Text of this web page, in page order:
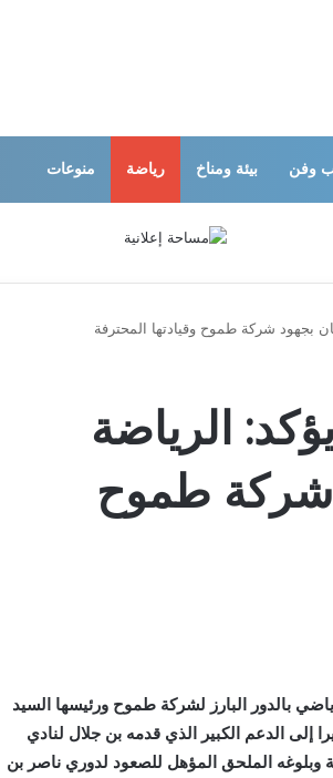
وفن بيئة ومناخ رياضة منوعات
بجهود شركة طموح وقيادتها المحترفة
الرياضة
شركة طموح